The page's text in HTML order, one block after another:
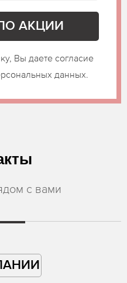
Вы даете согласие
данных.
с вами